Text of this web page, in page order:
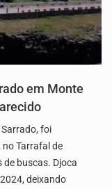
em Monte
foi
Tarrafal de
buscas. Djoca
deixando